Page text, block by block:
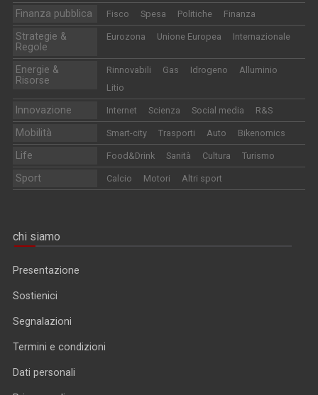
Finanza pubblica Fisco Spesa Politiche Finanza
Strategie &
Regole
Eurozona Unione Europea Internazionale
Energie &
Risorse
Rinnovabili Gas Idrogeno
Alluminio
Litio
Innovazione Internet Scienza Social media R&S
Mobilità Smart-city Trasporti Auto Bikenomics
Life Food&Drink Sanità Cultura Turismo
Sport Calcio Motori Altri sport
chi siamo
Presentazione
Sostienici
Segnalazioni
Termini e condizioni
Dati personali